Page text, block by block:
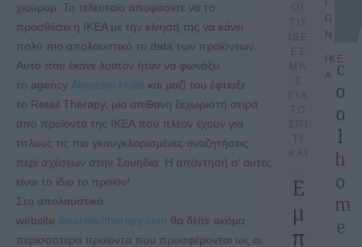
χιούμορ. Το τελευταίο αποφάσισε να το
προσθέσει η ΙΚΕΑ με την κίνησή της να κάνει
πολύ πιο απολαυστικό το data των προϊόντων.
Αυτό που έκανε λοιπόν ήταν να φωνάξει
το agency Åkestam Holst και μαζί του έφτιαξε
το Retail Therapy, μία απίθανη ξεχωριστή σειρά
από προϊόντα της IKEA που πλέον έχουν για
τίτλους τις πιο γκουγκλαρισμένες αναζητήσεις
περί σχέσεων στην Σουηδία. Η απάντησή σ’ αυτές
είναι το ίδιο το προϊόν!
Στο απολαυστικό
website ikearetailtherapy.com θα δείτε ακόμα
περισσότερα προϊόντα που προσφέρονται ως οι
ΟΙ
ΤΙΣ
ΙΔΕ
ΕΣ
ΜΑ
Σ
ΓΙΑ
ΤΟ
ΣΠΙ
ΤΙ
ΚΑΙ
Ε
μ
π
G
N
ΙΚΕ
Α c
o
o
l
h
o
m
e